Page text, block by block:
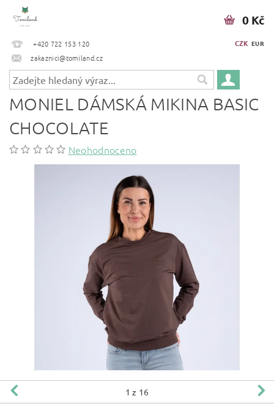
+420 722 153 120
zakaznici@tomiland.cz
CZK EUR
0 Kč
MONIEL DÁMSKÁ MIKINA BASIC
CHOCOLATE
Neohodnoceno
1 z 16